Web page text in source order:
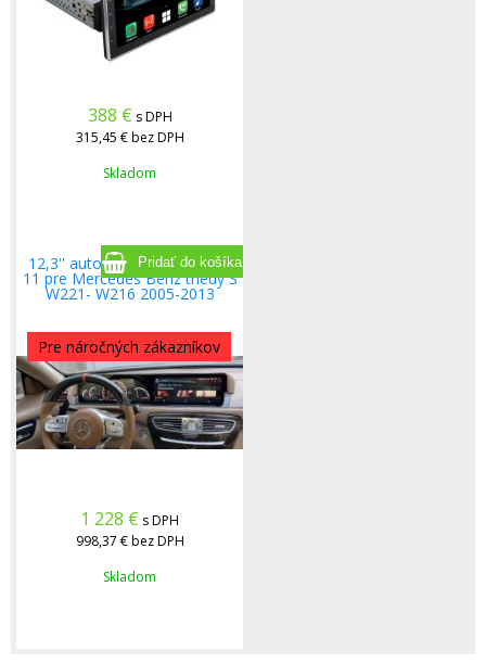
388 € s DPH
315,45 € bez DPH
Skladom
12,3'' autorádio s Androidom
11 pre Mercedes Benz triedy S
W221- W216 2005-2013
Pre náročných zákazníkov
1 228 € s DPH
998,37 € bez DPH
Skladom